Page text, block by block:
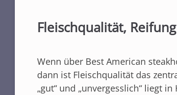
Fleischqualität,
Wenn über Best American
dann ist Fleischqualität das
„gut“ und „unvergesslich“ liegt